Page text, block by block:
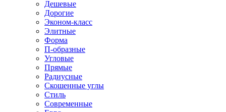
Дешевые
Дорогие
Эконом-класс
Элитные
Форма
П-образные
Угловые
Прямые
Радиусные
Скошенные углы
Стиль
Современные